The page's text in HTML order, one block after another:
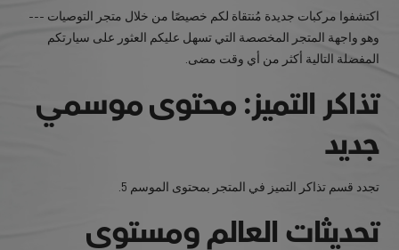
اكتشفوا مركبات جديدة مُنتقاة لكم خصيصًا من خلال متجر التوصيات ---
وهو واجهة المتجر المخصصة التي تسهل عليكم العثور على سيارتكم
المفضلة التالية أكثر من أي وقت مضى.
تذاكر التميز: محتوى موسمي
جديد
تجدد قسم تذاكر التميز في المتجر بمحتوى الموسم 5.
تحديثات العالم ومستوى